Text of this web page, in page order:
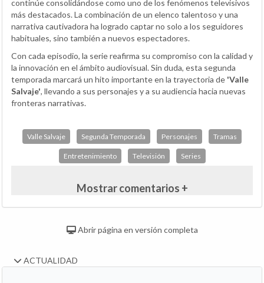
continúe consolidándose como uno de los fenómenos televisivos
más destacados. La combinación de un elenco talentoso y una
narrativa cautivadora ha logrado captar no solo a los seguidores
habituales, sino también a nuevos espectadores.
Con cada episodio, la serie reafirma su compromiso con la calidad y
la innovación en el ámbito audiovisual. Sin duda, esta segunda
temporada marcará un hito importante en la trayectoria de 'Valle
Salvaje', llevando a sus personajes y a su audiencia hacia nuevas
fronteras narrativas.
Valle Salvaje Segunda Temporada Personajes Tramas
Entretenimiento Televisión Series
Mostrar comentarios +
Abrir página en versión completa
ACTUALIDAD